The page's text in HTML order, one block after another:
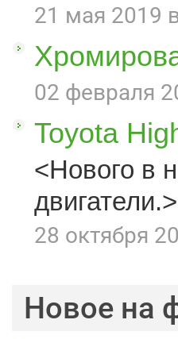
21 мая 2019
02 февраля
Toyota
<Нового в
28 октября
Новое на